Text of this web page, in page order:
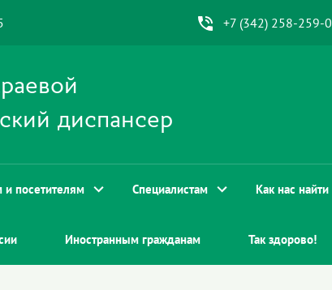
+7 (342) 258-259-0
диспансер
и посетителям Специалистам Как нас найти
Иностранным гражданам Так здорово!